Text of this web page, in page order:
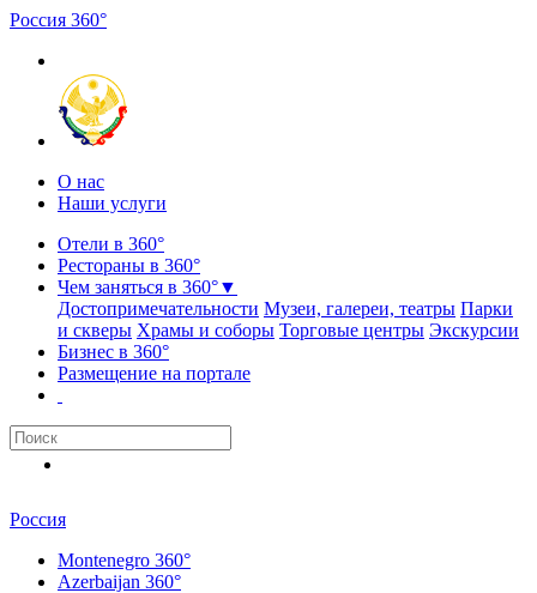
Россия 360°
О нас
Наши услуги
Отели в 360°
Рестораны в 360°
Чем заняться в 360°▼
Достопримечательности Музеи, галереи, театры Парки
и скверы Храмы и соборы Торговые центры Экскурсии
Бизнес в 360°
Размещение на портале
Россия
Montenegro 360°
Azerbaijan 360°